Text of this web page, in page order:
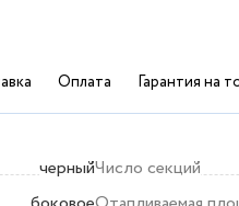
Оплата Гарантия на
черныйЧисло секций